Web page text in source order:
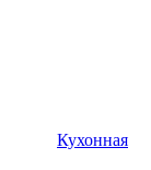
Кухонная